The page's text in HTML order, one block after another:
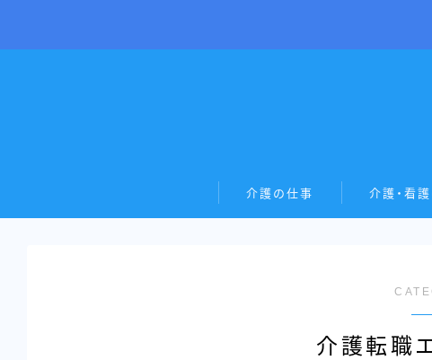
介護の仕事 介護・看護
介護転職